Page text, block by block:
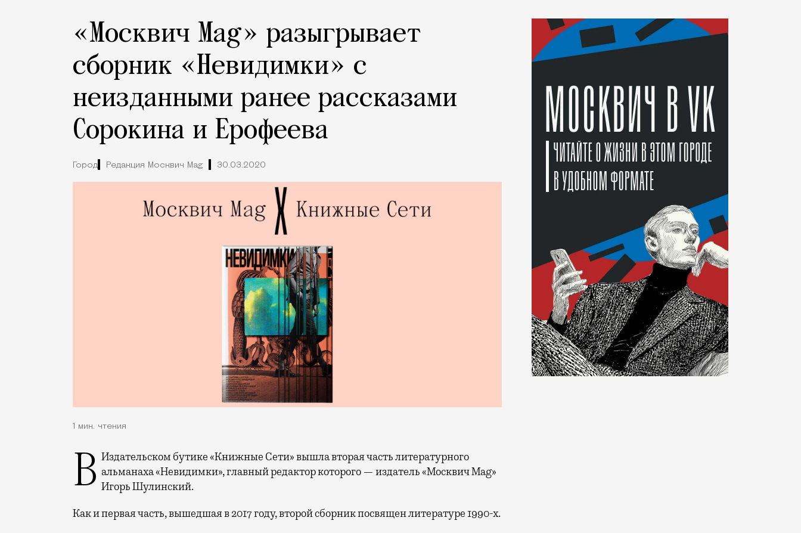
«Москвич Mag» разыгрывает
сборник «Невидимки» с
неизданными ранее рассказами
Сорокина и Ерофеева
Город Редакция Москвич Mag 30.03.2020
1 мин. чтения
В Издательском бутике «Книжные Сети» вышла вторая часть литературного альманаха «Невидимки», главный редактор которого — издатель «Москвич Mag»
Игорь Шулинский.
Как и первая часть, вышедшая в 2017 году, второй сборник посвящен литературе 1990-х.